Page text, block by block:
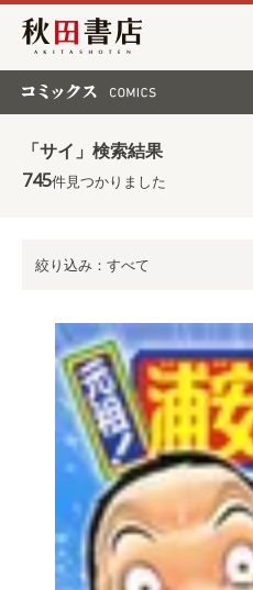
秋田書店
「サイ」検索結果
745件見つかりました
絞り込み：すべて